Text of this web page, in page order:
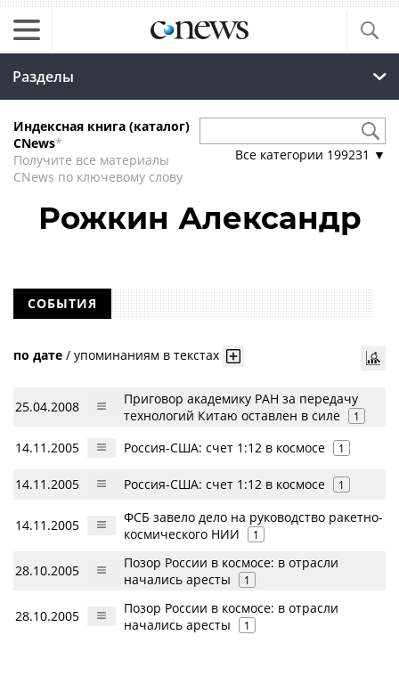
Разделы
Индексная книга (каталог)
CNews*
Получите все материалы
CNews по ключевому слову
Все категории 199231 ▼
Рожкин Александр
СОБЫТИЯ
по дате / упоминаниям в текстах
25.04.2008
Приговор академику РАН за передачу
технологий Китаю оставлен в силе
1
14.11.2005 Россия-США: счет 1:12 в космосе 1
14.11.2005 Россия-США: счет 1:12 в космосе 1
14.11.2005
ФСБ завело дело на руководство ракетно-
космического НИИ
1
28.10.2005
Позор России в космосе: в отрасли
начались аресты
1
28.10.2005
Позор России в космосе: в отрасли
начались аресты
1